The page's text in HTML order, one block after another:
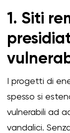
1. Siti
I progetti di
spesso si
vulnerabili ad
vandalici.